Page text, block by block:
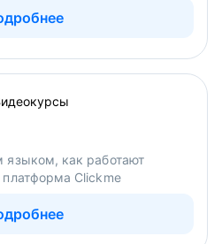
как работают
Clickme